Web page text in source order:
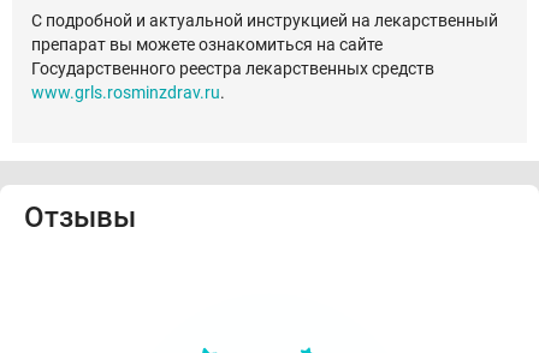
С подробной и актуальной инструкцией на лекарственный
препарат вы можете ознакомиться на сайте
Государственного реестра лекарственных средств
www.grls.rosminzdrav.ru.
Отзывы